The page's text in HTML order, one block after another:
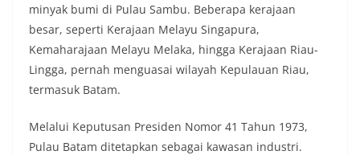
minyak bumi di Pulau Sambu. Beberapa kerajaan
besar, seperti Kerajaan Melayu Singapura,
Kemaharajaan Melayu Melaka, hingga Kerajaan Riau-
Lingga, pernah menguasai wilayah Kepulauan Riau,
termasuk Batam.
Melalui Keputusan Presiden Nomor 41 Tahun 1973,
Pulau Batam ditetapkan sebagai kawasan industri.